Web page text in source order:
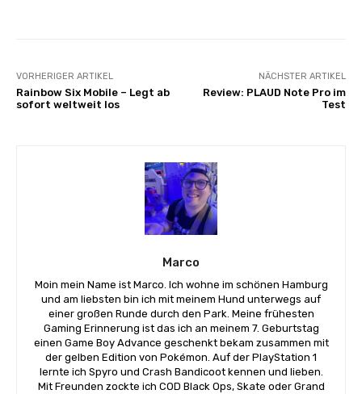
VORHERIGER ARTIKEL
Rainbow Six Mobile – Legt ab
sofort weltweit los
NÄCHSTER ARTIKEL
Review: PLAUD Note Pro im
Test
Marco
Moin mein Name ist Marco. Ich wohne im schönen Hamburg
und am liebsten bin ich mit meinem Hund unterwegs auf
einer großen Runde durch den Park. Meine frühesten
Gaming Erinnerung ist das ich an meinem 7. Geburtstag
einen Game Boy Advance geschenkt bekam zusammen mit
der gelben Edition von Pokémon. Auf der PlayStation 1
lernte ich Spyro und Crash Bandicoot kennen und lieben.
Mit Freunden zockte ich COD Black Ops, Skate oder Grand